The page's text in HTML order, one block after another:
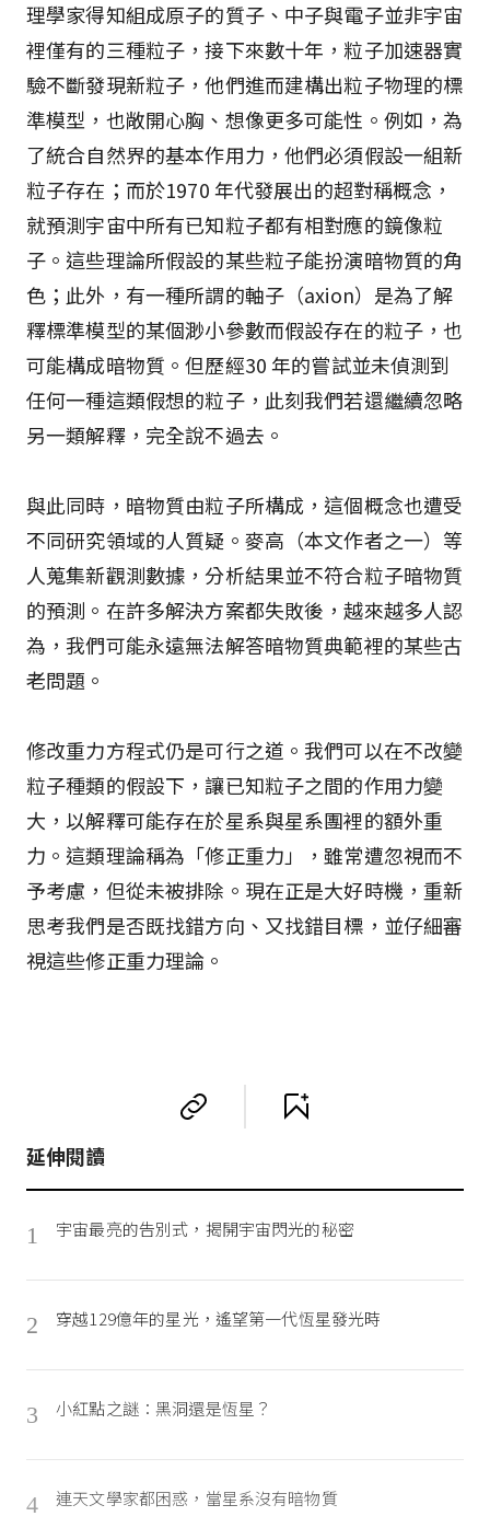
理學家得知組成原子的質子、中子與電子並非宇宙
裡僅有的三種粒子，接下來數十年，粒子加速器實
驗不斷發現新粒子，他們進而建構出粒子物理的標
準模型，也敞開心胸、想像更多可能性。例如，為
了統合自然界的基本作用力，他們必須假設一組新
粒子存在；而於1970 年代發展出的超對稱概念，
就預測宇宙中所有已知粒子都有相對應的鏡像粒
子。這些理論所假設的某些粒子能扮演暗物質的角
色；此外，有一種所謂的軸子（axion）是為了解
釋標準模型的某個渺小參數而假設存在的粒子，也
可能構成暗物質。但歷經30 年的嘗試並未偵測到
任何一種這類假想的粒子，此刻我們若還繼續忽略
另一類解釋，完全說不過去。
與此同時，暗物質由粒子所構成，這個概念也遭受
不同研究領域的人質疑。麥高（本文作者之一）等
人蒐集新觀測數據，分析結果並不符合粒子暗物質
的預測。在許多解決方案都失敗後，越來越多人認
為，我們可能永遠無法解答暗物質典範裡的某些古
老問題。
修改重力方程式仍是可行之道。我們可以在不改變
粒子種類的假設下，讓已知粒子之間的作用力變
大，以解釋可能存在於星系與星系團裡的額外重
力。這類理論稱為「修正重力」，雖常遭忽視而不
予考慮，但從未被排除。現在正是大好時機，重新
思考我們是否既找錯方向、又找錯目標，並仔細審
視這些修正重力理論。
延伸閱讀
1 宇宙最亮的告別式，揭開宇宙閃光的秘密
2 穿越129億年的星光，遙望第一代恆星發光時
3 小紅點之謎：黑洞還是恆星？
4 連天文學家都困惑，當星系沒有暗物質